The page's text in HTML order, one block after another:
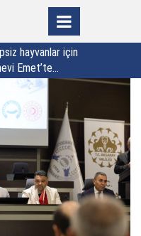
30 yıllık vefa
sadece bir semt